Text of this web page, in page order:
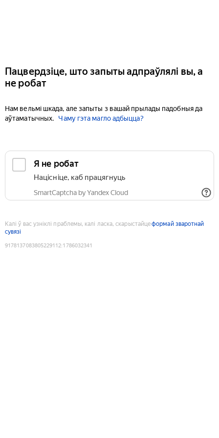
Пацвердзіце, што запыты адпраўлялі вы, а
не робат
Нам вельмі шкада, але запыты з вашай прылады падобныя да
аўтаматычных.
Чаму гэта магло адбыцца?
Я не робат
Націсніце, каб працягнуць
SmartCaptcha by Yandex Cloud
Калі ў вас узніклі праблемы, калі ласка, скарыстайцеформай зваротнай
сувязі
9178137083805229112:1786032341